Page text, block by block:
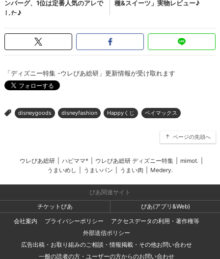
「ディズニー特集 -ウレぴあ総研」更新情報が受け取れます
> disneygoods disneyfashion Happyくじ ベイマックス
ページの先頭へ
ウレぴあ総研 ハピママ* ウレぴあ総研 ディズニー特集 mimot.
うまいめし
うまいパン うまい肉 Medery.
ぴあ関連サイト
チケットぴあ
ぴあ(アプリ&Web)
会社案内
プライバシーポリシー
アクセスデータの利用・著作権等
外部送信ポリシー
広告出稿・お取り組みのご相談・情報掲載・その他お問い合わせ
一般の読者の方・ユーザーの方からのお問い合わせ